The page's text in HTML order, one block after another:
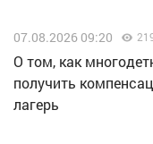
07.08.2026 09:20
О том, как
получить
лагерь